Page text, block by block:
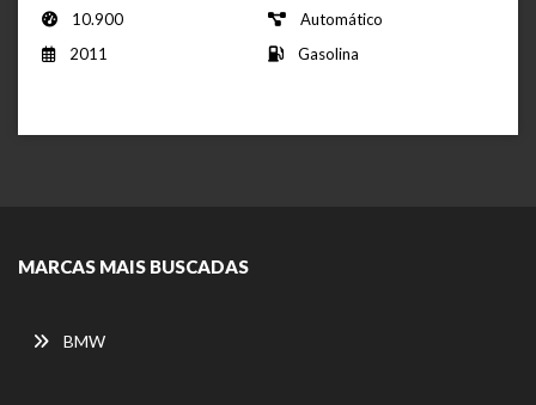
10.900
Automático
2011
Gasolina
MARCAS MAIS BUSCADAS
BMW